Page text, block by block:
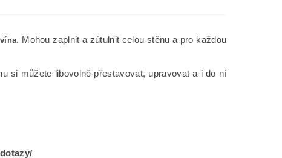
. Mohou zaplnit a zútulnit celou stěnu a pro každou
si můžete libovolně přestavovat, upravovat a i do ní